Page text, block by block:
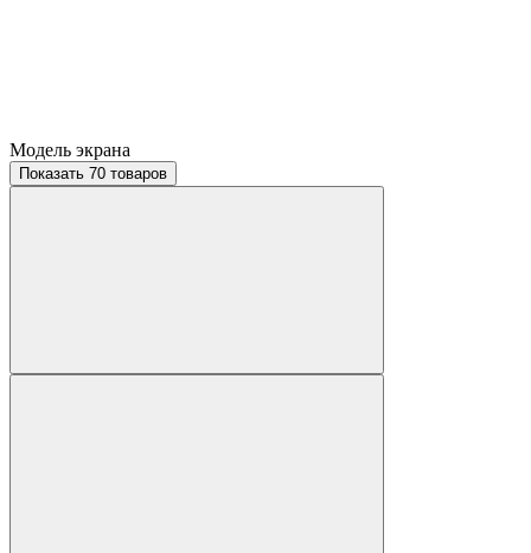
Модель экрана
Показать 70 товаров